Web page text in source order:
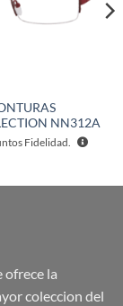
NN312A
Fidelidad.
ofrece la
coleccion del